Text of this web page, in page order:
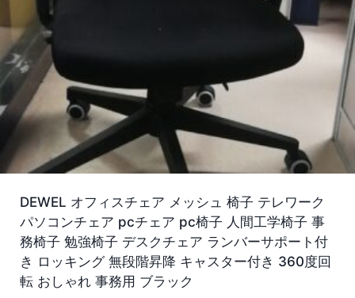
DEWEL オフィスチェア メッシュ 椅子 テレワーク
パソコンチェア pcチェア pc椅子 人間工学椅子 事
務椅子 勉強椅子 デスクチェア ランバーサポート付
き ロッキング 無段階昇降 キャスター付き 360度回
転 おしゃれ 事務用 ブラック